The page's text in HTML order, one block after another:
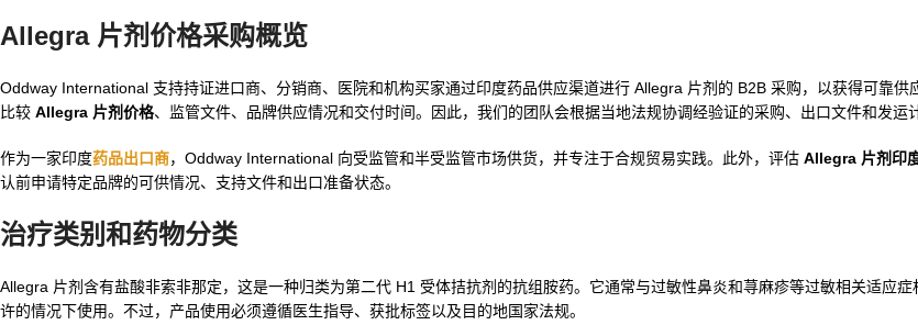
Allegra 片剂价格采购概览
Oddway International 支持持证进口商、分销商、医院和机构买家通过印度药品供应渠道进行 Allegra 片剂的 B2B 采购，以获得可靠供
比较 Allegra 片剂价格、监管文件、品牌供应情况和交付时间。因此，我们的团队会根据当地法规协调经验证的采购、出口文件和发运
作为一家印度药品出口商，Oddway International 向受监管和半受监管市场供货，并专注于合规贸易实践。此外，评估 Allegra 片剂印
认前申请特定品牌的可供情况、支持文件和出口准备状态。
治疗类别和药物分类
Allegra 片剂含有盐酸非索非那定，这是一种归类为第二代 H1 受体拮抗剂的抗组胺药。它通常与过敏性鼻炎和荨麻疹等过敏相关适应
许的情况下使用。不过，产品使用必须遵循医生指导、获批标签以及目的地国家法规。